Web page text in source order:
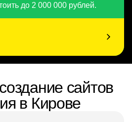
до 2 000 000 рублей.
сайтов
в Кирове